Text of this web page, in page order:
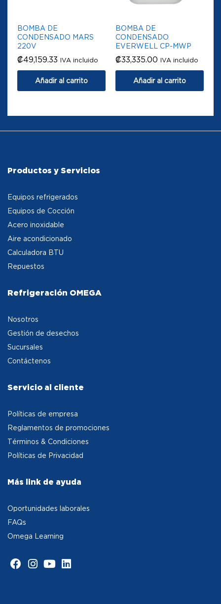
BOMBA DE
CONDENSADO MARS
220V
₡49,159.33 IVA incluido
Añadir al carrito
BOMBA DE
CONDENSADO
EVERWELL CP-MWP
₡33,335.00 IVA incluido
Añadir al carrito
Productos y Servicios
Equipos refrigerados
Equipos de Cocción
Acero inoxidable
Aire acondicionado
Calculadora BTU
Repuestos
Refrigeración OMEGA
Nosotros
Gestión de desechos
Sucursales
Contáctenos
Servicio al cliente
Políticas de empresa
Reglamentos de promociones
Términos & Condiciones
Políticas de Privacidad
Más link de ayuda
Oportunidades laborales
FAQs
Omega Learning